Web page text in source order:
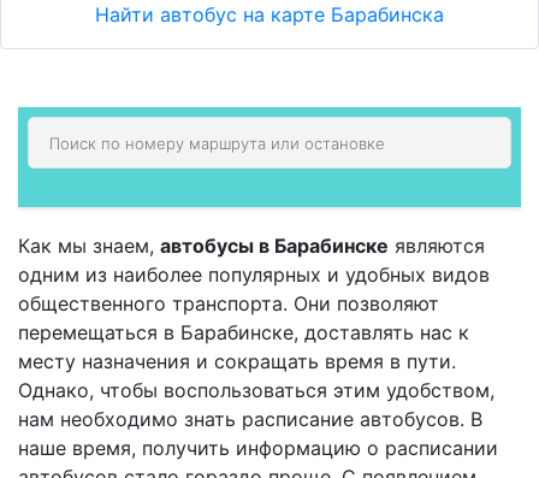
Найти автобус на карте Барабинска
Как мы знаем, автобусы в Барабинске являются
одним из наиболее популярных и удобных видов
общественного транспорта. Они позволяют
перемещаться в Барабинске, доставлять нас к
месту назначения и сокращать время в пути.
Однако, чтобы воспользоваться этим удобством,
нам необходимо знать расписание автобусов. В
наше время, получить информацию о расписании